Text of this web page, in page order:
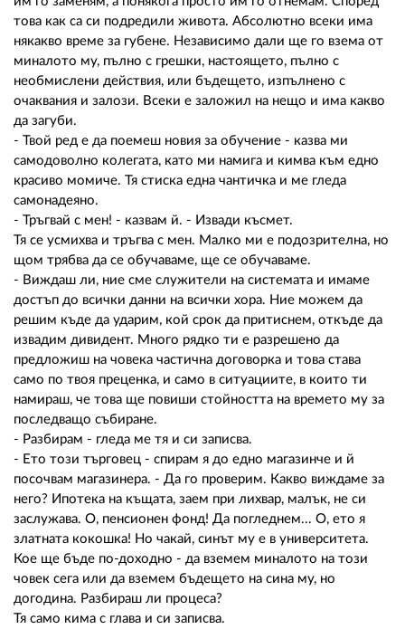
това как са си подредили живота. Абсолютно всеки има
някакво време за губене. Независимо дали ще го взема от
миналото му, пълно с грешки, настоящето, пълно с
необмислени действия, или бъдещето, изпълнено с
очаквания и залози. Всеки е заложил на нещо и има какво
да загуби.
- Твой ред е да поемеш новия за обучение - казва ми
самодоволно колегата, като ми намига и кимва към едно
красиво момиче. Тя стиска една чантичка и ме гледа
самонадеяно.
- Тръгвай с мен! - казвам й. - Извади късмет.
Тя се усмихва и тръгва с мен. Малко ми е подозрителна, но
щом трябва да се обучаваме, ще се обучаваме.
- Виждаш ли, ние сме служители на системата и имаме
достъп до всички данни на всички хора. Ние можем да
решим къде да ударим, кой срок да притиснем, откъде да
извадим дивидент. Много рядко ти е разрешено да
предложиш на човека частична договорка и това става
само по твоя преценка, и само в ситуациите, в които ти
намираш, че това ще повиши стойността на времето му за
последващо събиране.
- Разбирам - гледа ме тя и си записва.
- Ето този търговец - спирам я до едно магазинче и й
посочвам магазинера. - Да го проверим. Какво виждаме за
него? Ипотека на къщата, заем при лихвар, малък, не си
заслужава. О, пенсионен фонд! Да погледнем... О, ето я
златната кокошка! Но чакай, синът му е в университета.
Кое ще бъде по-доходно - да вземем миналото на този
човек сега или да вземем бъдещето на сина му, но
догодина. Разбираш ли процеса?
Тя само кима с глава и си записва.